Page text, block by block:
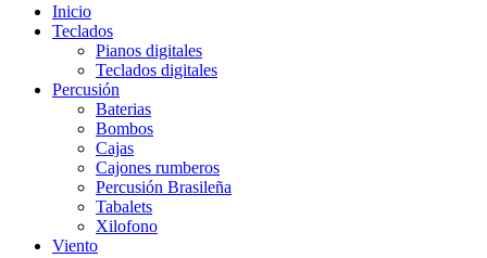
Inicio
Teclados
Pianos digitales
Teclados digitales
Percusión
Baterias
Bombos
Cajas
Cajones rumberos
Percusión Brasileña
Tabalets
Xilofono
Viento